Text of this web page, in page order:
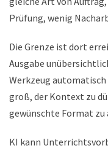
Prüfung, wenig
Die Grenze ist dort
Ausgabe
Werkzeug
groß, der Kontext zu
gewünschte Format zu
KI kann